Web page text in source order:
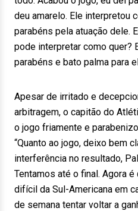
deu amarelo. Ele interpretou
parabéns pela atuação dele.
pode interpretar como quer?
parabéns e bato palma para
Apesar de irritado e
arbitragem, o capitão do
o jogo friamente e
“Quanto ao jogo, deixo bem
interferência no resultado,
Tentamos até o final. Agora
difícil da Sul-Americana em
de semana tentar voltar a